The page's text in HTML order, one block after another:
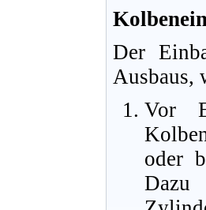
Der
Ausbaus,
Vor
oder